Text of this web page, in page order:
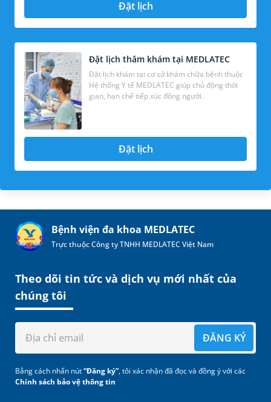
Đặt lịch
Đặt lịch thăm khám tại MEDLATEC
Đặt lịch khám tại cơ sở khám chữa bệnh thuộc
Hệ thống Y tế MEDLATEC giúp chủ động thời
gian, hạn chế tiếp xúc đông người.
Đặt lịch
Bệnh viện đa khoa MEDLATEC
Trực thuộc Công ty TNHH MEDLATEC Việt Nam
Theo dõi tin tức và dịch vụ mới nhất của
chúng tôi
ĐĂNG KÝ
Bằng cách nhấn nút“Đăng ký”, tôi xác nhận đã đọc và đồng ý với các
Chính sách bảo vệ thông tin